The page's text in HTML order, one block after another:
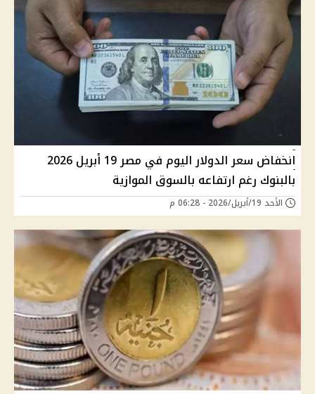
انخفاض سعر الدولار اليوم في مصر 19 أبريل 2026
بالبنوك رغم ارتفاعه بالسوق الموازية
الأحد 19/أبريل/2026 - 06:28 م